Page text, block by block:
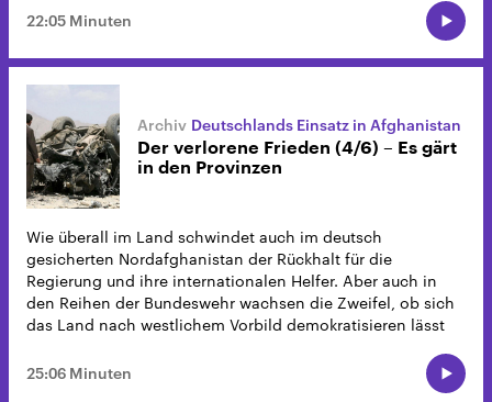
22:05 Minuten
Deutschlands Einsatz in Afghanistan
Der verlorene Frieden (4/6) – Es gärt
in den Provinzen
Wie überall im Land schwindet auch im deutsch
gesicherten Nordafghanistan der Rückhalt für die
Regierung und ihre internationalen Helfer. Aber auch in
den Reihen der Bundeswehr wachsen die Zweifel, ob sich
das Land nach westlichem Vorbild demokratisieren lässt
25:06 Minuten